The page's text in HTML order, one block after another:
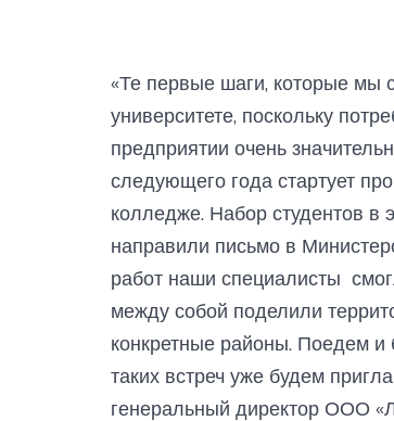
«Те первые шаги, которые мы
университете, поскольку
предприятии очень
следующего года стартует
колледже. Набор студентов в
направили письмо в
работ наши специалисты
между собой поделили
конкретные районы. Поедем и
таких встреч уже будем
генеральный директор ООО